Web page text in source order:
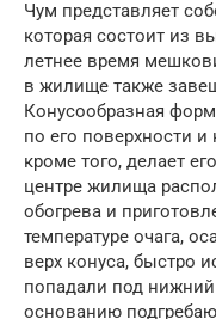
Чум представляет
которая состоит из
летнее время
в жилище также
Конусообразная
по его поверхности и
кроме того, делает
центре жилища
обогрева и
температуре очага,
верх конуса, быстро
попадали под нижний
основанию